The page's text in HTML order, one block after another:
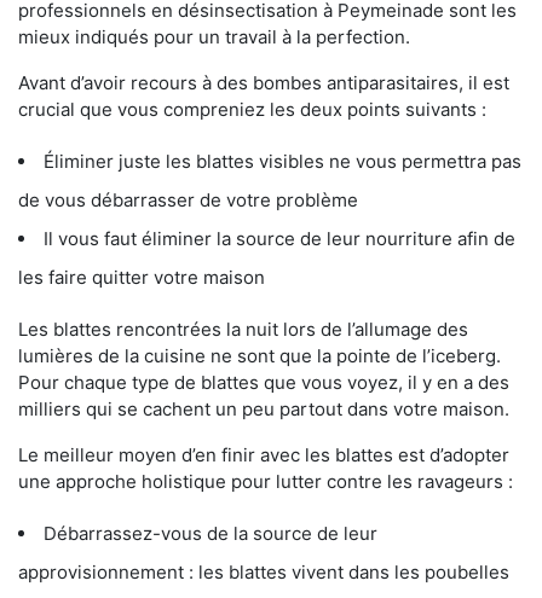
professionnels en désinsectisation à Peymeinade sont les
mieux indiqués pour un travail à la perfection.
Avant d’avoir recours à des bombes antiparasitaires, il est
crucial que vous compreniez les deux points suivants :
Éliminer juste les blattes visibles ne vous permettra pas
de vous débarrasser de votre problème
Il vous faut éliminer la source de leur nourriture afin de
les faire quitter votre maison
Les blattes rencontrées la nuit lors de l’allumage des
lumières de la cuisine ne sont que la pointe de l’iceberg.
Pour chaque type de blattes que vous voyez, il y en a des
milliers qui se cachent un peu partout dans votre maison.
Le meilleur moyen d’en finir avec les blattes est d’adopter
une approche holistique pour lutter contre les ravageurs :
Débarrassez-vous de la source de leur
approvisionnement : les blattes vivent dans les poubelles